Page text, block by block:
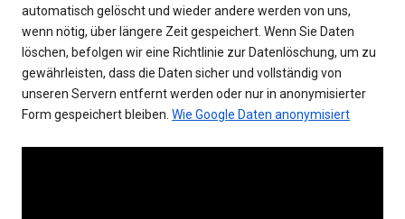
automatisch gelöscht und wieder andere werden von uns,
wenn nötig, über längere Zeit gespeichert. Wenn Sie Daten
löschen, befolgen wir eine Richtlinie zur Datenlöschung, um zu
gewährleisten, dass die Daten sicher und vollständig von
unseren Servern entfernt werden oder nur in anonymisierter
Form gespeichert bleiben. Wie Google Daten anonymisiert